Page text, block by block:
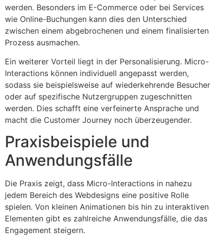
werden. Besonders im E-Commerce oder bei Services
wie Online-Buchungen kann dies den Unterschied
zwischen einem abgebrochenen und einem finalisierten
Prozess ausmachen.
Ein weiterer Vorteil liegt in der Personalisierung. Micro-
Interactions können individuell angepasst werden,
sodass sie beispielsweise auf wiederkehrende Besucher
oder auf spezifische Nutzergruppen zugeschnitten
werden. Dies schafft eine verfeinerte Ansprache und
macht die Customer Journey noch überzeugender.
Praxisbeispiele und
Anwendungsfälle
Die Praxis zeigt, dass Micro-Interactions in nahezu
jedem Bereich des Webdesigns eine positive Rolle
spielen. Von kleinen Animationen bis hin zu interaktiven
Elementen gibt es zahlreiche Anwendungsfälle, die das
Engagement steigern.